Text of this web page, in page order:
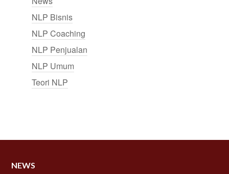
NLP Bisnis
NLP Coaching
NLP Penjualan
NLP Umum
Teori NLP
NEWS